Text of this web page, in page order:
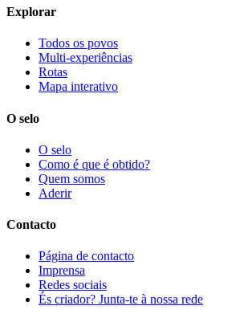
Explorar
Todos os povos
Multi-experiências
Rotas
Mapa interativo
O selo
O selo
Como é que é obtido?
Quem somos
Aderir
Contacto
Página de contacto
Imprensa
Redes sociais
És criador? Junta-te à nossa rede